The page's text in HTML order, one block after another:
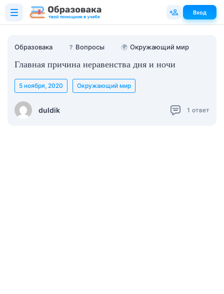
Образовака ❓ Вопросы 🌍 Окружающий мир
Главная причина неравенства дня и ночи
duldik
5 ноября, 2020 Окружающий мир
1 ответ
Вход